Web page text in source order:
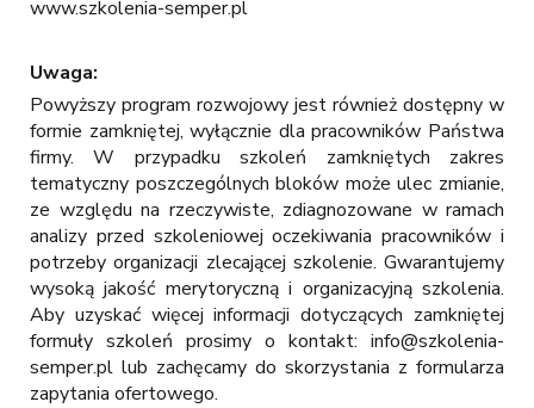
www.szkolenia-semper.pl
Uwaga:
Powyższy program rozwojowy jest również dostępny w
formie zamkniętej, wyłącznie dla pracowników Państwa
firmy. W przypadku szkoleń zamkniętych zakres
tematyczny poszczególnych bloków może ulec zmianie,
ze względu na rzeczywiste, zdiagnozowane w ramach
analizy przed szkoleniowej oczekiwania pracowników i
potrzeby organizacji zlecającej szkolenie. Gwarantujemy
wysoką jakość merytoryczną i organizacyjną szkolenia.
Aby uzyskać więcej informacji dotyczących zamkniętej
formuły szkoleń prosimy o kontakt: info@szkolenia-
semper.pl lub zachęcamy do skorzystania z formularza
zapytania ofertowego.